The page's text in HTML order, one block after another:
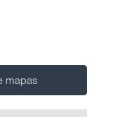
mapas